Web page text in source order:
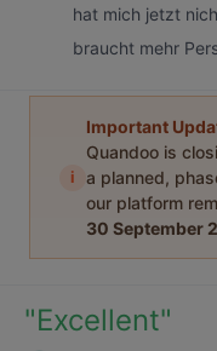
hat mich jetzt
braucht mehr
i
Important
Quandoo is
a planned,
our platform
30 September
"Excellent"